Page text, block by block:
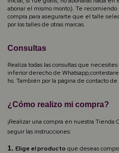
abonar el mismo monto). Te
compra para asegurarte que el talle
por los talles de otras marcas.
Consultas
Realiza todas las consultas que
inferior derecho de
hs. También por la página de contacto
¿Cómo realizo mi compra?
¡Realizar una compra en nuestra
seguir las instrucciones:
1. Elige el producto que deseas